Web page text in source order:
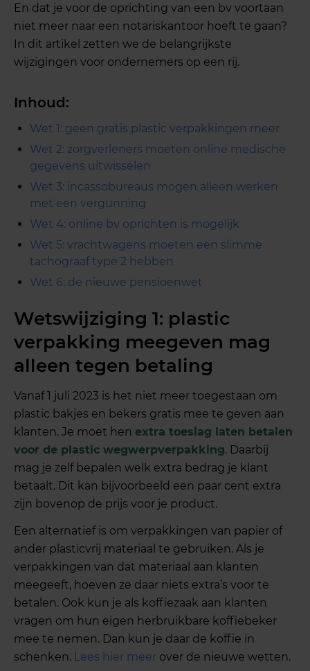
En dat je voor de oprichting van een bv voortaan
niet meer naar een notariskantoor hoeft te gaan?
In dit artikel zetten we de belangrijkste
wijzigingen voor ondernemers op een rij.
Inhoud:
Wet 1: geen gratis plastic verpakkingen meer
Wet 2: zorgverleners moeten online medische
gegevens uitwisselen
Wet 3: incassobureaus mogen alleen werken
met een vergunning
Wet 4: online bv oprichten is mogelijk
Wet 5: vrachtwagens moeten een slimme
tachograaf type 2 hebben
Wet 6: de nieuwe pensioenwet
Wetswijziging 1: plastic
verpakking meegeven mag
alleen tegen betaling
Vanaf 1 juli 2023 is het niet meer toegestaan om
plastic bakjes en bekers gratis mee te geven aan
klanten. Je moet henextra toeslag laten betalen
voor de plastic wegwerpverpakking. Daarbij
mag je zelf bepalen welk extra bedrag je klant
betaalt. Dit kan bijvoorbeeld een paar cent extra
zijn bovenop de prijs voor je product.
Een alternatief is om verpakkingen van papier of
ander plasticvrij materiaal te gebruiken. Als je
verpakkingen van dat materiaal aan klanten
meegeeft, hoeven ze daar niets extra’s voor te
betalen. Ook kun je als koffiezaak aan klanten
vragen om hun eigen herbruikbare koffiebeker
mee te nemen. Dan kun je daar de koffie in
schenken. Lees hier meer over de nieuwe wetten.